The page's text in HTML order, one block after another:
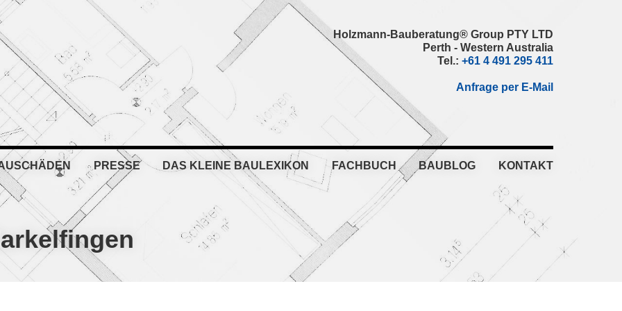
Holzmann-Bauberatung® Group PTY LTD
Perth - Western Australia
Tel.: +61 4 491 295 411
Anfrage per E-Mail
PRESSE DAS KLEINE BAULEXIKON FACHBUCH BAUBLOG KONTAKT